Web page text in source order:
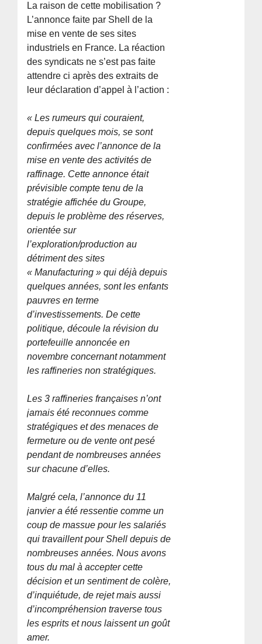
La raison de cette mobilisation ?
L’annonce faite par Shell de la
mise en vente de ses sites
industriels en France. La réaction
des syndicats ne s’est pas faite
attendre ci après des extraits de
leur déclaration d’appel à l’action :
« Les rumeurs qui couraient,
depuis quelques mois, se sont
confirmées avec l’annonce de la
mise en vente des activités de
raffinage. Cette annonce était
prévisible compte tenu de la
stratégie affichée du Groupe,
depuis le problème des réserves,
orientée sur
l’exploration/production au
détriment des sites
« Manufacturing » qui déjà depuis
quelques années, sont les enfants
pauvres en terme
d’investissements. De cette
politique, découle la révision du
portefeuille annoncée en
novembre concernant notamment
les raffineries non stratégiques.
Les 3 raffineries françaises n’ont
jamais été reconnues comme
stratégiques et des menaces de
fermeture ou de vente ont pesé
pendant de nombreuses années
sur chacune d’elles.
Malgré cela, l’annonce du 11
janvier a été ressentie comme un
coup de massue pour les salariés
qui travaillent pour Shell depuis de
nombreuses années. Nous avons
tous du mal à accepter cette
décision et un sentiment de colère,
d’inquiétude, de rejet mais aussi
d’incompréhension traverse tous
les esprits et nous laissent un goût
amer.